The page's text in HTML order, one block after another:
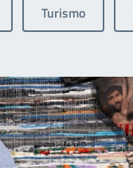
Turismo